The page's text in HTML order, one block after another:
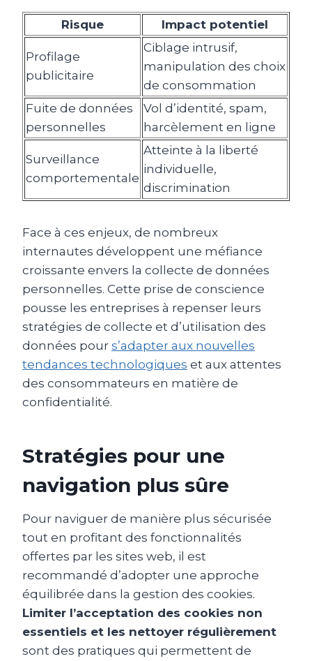
Risque Impact potentiel
Profilage
publicitaire
Ciblage intrusif,
manipulation des choix
de consommation
Fuite de données
personnelles
Vol d’identité, spam,
harcèlement en ligne
Surveillance
comportementale
Atteinte à la liberté
individuelle,
discrimination
Face à ces enjeux, de nombreux
internautes développent une méfiance
croissante envers la collecte de données
personnelles. Cette prise de conscience
pousse les entreprises à repenser leurs
stratégies de collecte et d’utilisation des
données pour s’adapter aux nouvelles
tendances technologiques et aux attentes
des consommateurs en matière de
confidentialité.
Stratégies pour une
navigation plus sûre
Pour naviguer de manière plus sécurisée
tout en profitant des fonctionnalités
offertes par les sites web, il est
recommandé d’adopter une approche
équilibrée dans la gestion des cookies.
Limiter l’acceptation des cookies non
essentiels et les nettoyer régulièrement
sont des pratiques qui permettent de